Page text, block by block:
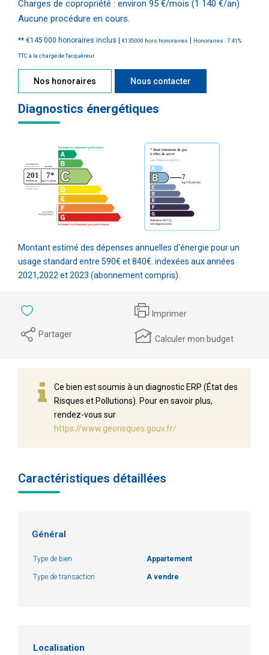
Charges de copropriété : environ 95 €/mois (1 140 €/an)
Aucune procédure en cours.
** €145 000 honoraires inclus | €135 000 hors honoraires | Honoraires : 7.41%
TTC à la charge de l'acquéreur
Nos honoraires Nous contacter
Diagnostics énergétiques
Montant estimé des dépenses annuelles d'énergie pour un
usage standard entre 590€ et 840€. indexées aux années
2021,2022 et 2023 (abonnement compris).
Imprimer
Partager Calculer mon budget
Ce bien est soumis à un diagnostic ERP (État des
Risques et Pollutions). Pour en savoir plus,
rendez-vous sur
https://www.georisques.gouv.fr/
Caractéristiques détaillées
Général
Type de bien Appartement
Type de transaction A vendre
Localisation